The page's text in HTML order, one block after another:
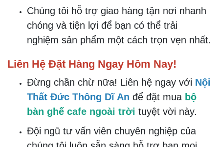
mang đến cho khách hàng những sản
phẩm đạt tiêu chuẩn chất lượng cao nhất
cùng chính sách bảo hành rõ ràng và uy
Bạn hoàn toàn có thể yên tâm khi lựa
chọn bộ bàn ghế cafe BGCF02431cho
không gian của mình.
Với giá cả cạnh tranh trên thị trường cùng